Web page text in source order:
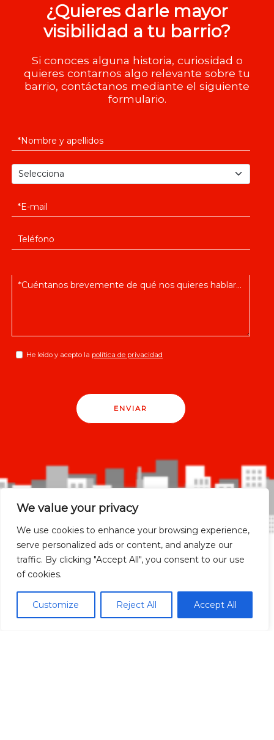
We value your privacy
We use cookies to enhance your browsing experience,
serve personalized ads or content, and analyze our
traffic. By clicking "Accept All", you consent to our use
of cookies.
Customize Reject All Accept All
¿Quieres darle mayor
visibilidad a tu barrio?
Si conoces alguna historia, curiosidad o
quieres contarnos algo relevante sobre tu
barrio, contáctanos mediante el siguiente
formulario.
He leido y acepto la política de privacidad
ENVIAR
Madrid localidades